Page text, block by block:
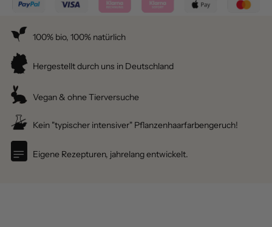
100% bio, 100% natürlich
Hergestellt durch uns in Deutschland
Vegan & ohne Tierversuche
Kein "typischer intensiver" Pflanzenhaarfarbengeruch!
Eigene Rezepturen, jahrelang entwickelt.